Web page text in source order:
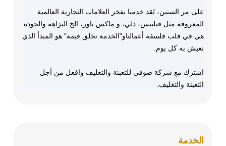
على مر السنين، لقد خدمنا بفخر العلامات التجارية العالمية
المعروفة مثل فيليبس، دلي، و ماكس باور، الخ النزاهة والجودة
هي في قلب فلسفة أعمالناو"الخدمة تخلق قيمة" هو المبدأ الذي
نعيش به كل يوم.
اشترك مع شركة صوفي للتعبئة والتغليف وافعل من أجل
التعبئة والتغليف.
الخدمة